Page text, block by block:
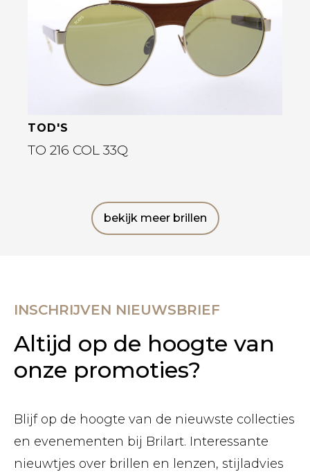
TOD'S
TO 216 COL 33Q
bekijk meer brillen
INSCHRIJVEN NIEUWSBRIEF
Altijd op de hoogte van
onze promoties?
Blijf op de hoogte van de nieuwste collecties
en evenementen bij Brilart. Interessante
nieuwtjes over brillen en lenzen, stijladvies